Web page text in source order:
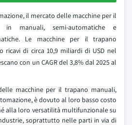
il mercato delle macchine per il
manuali, semi-automatiche e
Le macchine per il trapano
ricavi di circa 10,9 miliardi di USD nel
con un CAGR del 3,8% dal 2025 al
macchine per il trapano manuali,
è dovuto al loro basso costo
alla loro versatilità multifunzionale su
soprattutto nelle parti in via di